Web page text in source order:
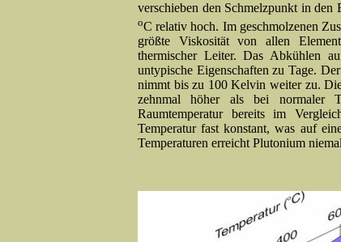
verschieben den Schmelzpunkt in den
oC relativ hoch. Im geschmolzenen
größte Viskosität von allen
thermischer Leiter. Das Abkühlen
untypische Eigenschaften zu Tage.
nimmt bis zu 100 Kelvin weiter zu.
zehnmal höher als bei normaler
Raumtemperatur bereits im
Temperatur fast konstant, was auf
Temperaturen erreicht Plutonium